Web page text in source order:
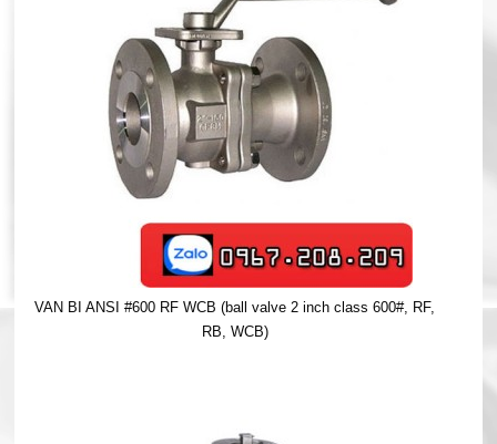
VAN BI ANSI #600 RF WCB (ball valve 2 inch class 600#, RF,
RB, WCB)